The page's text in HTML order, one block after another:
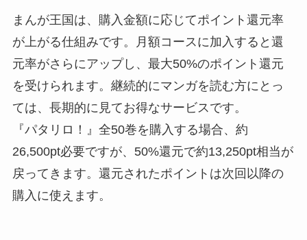
まんが王国は、購入金額に応じてポイント還元率
が上がる仕組みです。月額コースに加入すると還
元率がさらにアップし、最大50%のポイント還元
を受けられます。継続的にマンガを読む方にとっ
ては、長期的に見てお得なサービスです。
『パタリロ！』全50巻を購入する場合、約
26,500pt必要ですが、50%還元で約13,250pt相当が
戻ってきます。還元されたポイントは次回以降の
購入に使えます。